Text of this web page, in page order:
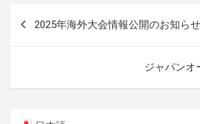
2025年海外大会情報公開のお知らせ
ジャパンオ